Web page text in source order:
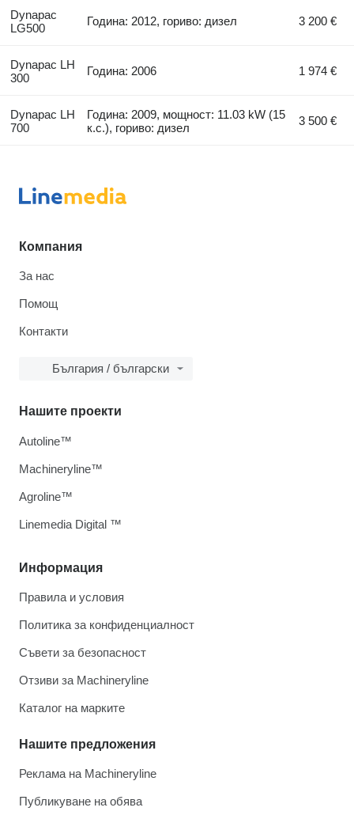
Dynapac
LG500
Година: 2012, гориво: дизел 3 200 €
Dynapac LH
300
Година: 2006 1 974 €
Dynapac LH
700
Година: 2009, мощност: 11.03 kW (15
к.с.), гориво: дизел
3 500 €
Компания
За нас
Помощ
Контакти
България / български
Информация
Правила и условия
Политика за конфиденциалност
Съвети за безопасност
Отзиви за Machineryline
Каталог на марките
Нашите предложения
Реклама на Machineryline
Публикуване на обява
Нашите проекти
Autoline™
Machineryline™
Agroline™
Linemedia Digital ™